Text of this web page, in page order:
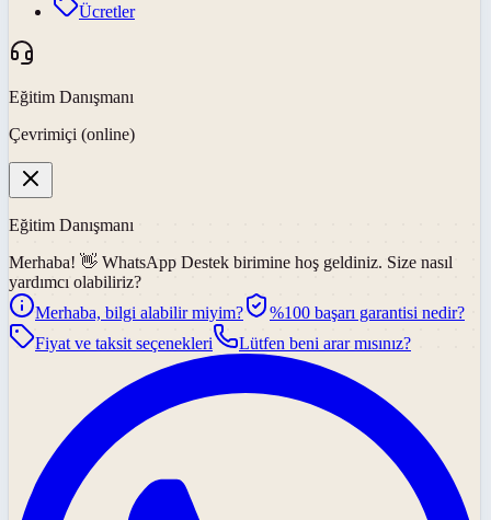
Ücretler
Eğitim Danışmanı
Çevrimiçi (online)
Eğitim Danışmanı
Merhaba! 👋 WhatsApp Destek birimine hoş geldiniz. Size nasıl
yardımcı olabiliriz?
Merhaba, bilgi alabilir miyim?
%100 başarı garantisi nedir?
Fiyat ve taksit seçenekleri
Lütfen beni arar mısınız?